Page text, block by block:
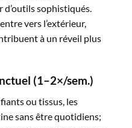
d’outils sophistiqués.
vers l’extérieur,
à un réveil plus
(1–2×/sem.)
ou tissus, les
sans être quotidiens;